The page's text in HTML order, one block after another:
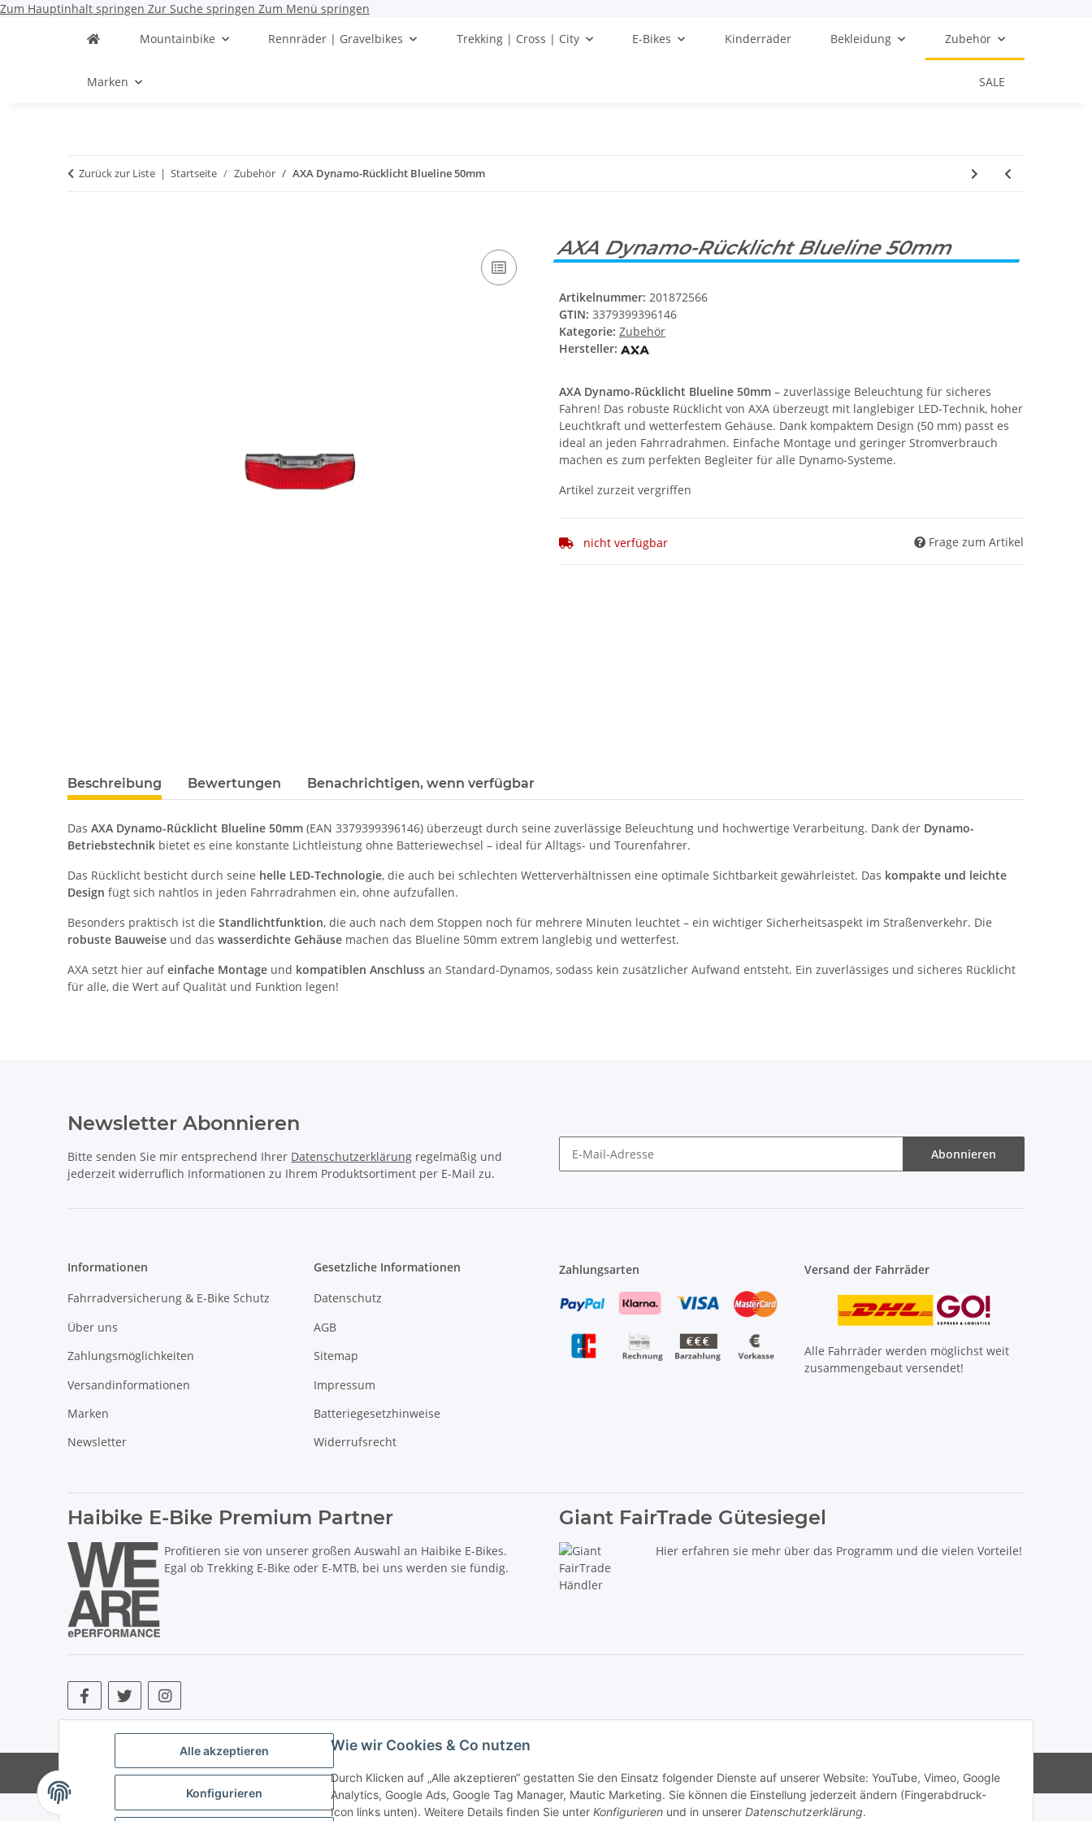
Zum Hauptinhalt springen Zur Suche springen Zum Menü springen
Alle akzeptieren
Konfigurieren
Wie wir Cookies & Co nutzen
Durch Klicken auf „Alle akzeptieren“ gestatten Sie den Einsatz folgender Dienste auf unserer Website: YouTube, Vimeo, Google
Analytics, Google Ads, Google Tag Manager, Mautic Marketing. Sie können die Einstellung jederzeit ändern (Fingerabdruck-
Icon links unten). Weitere Details finden Sie unter Konfigurieren und in unserer Datenschutzerklärung.
Mountainbike Rennräder | Gravelbikes Trekking | Cross | City E-Bikes Kinderräder Bekleidung Zubehör
Marken SALE
Zurück zur Liste Startseite Zubehör AXA Dynamo-Rücklicht Blueline 50mm
AXA Dynamo-Rücklicht Blueline 50mm
Artikelnummer: 201872566
GTIN: 3379399396146
Kategorie: Zubehör
Hersteller:
AXA Dynamo-Rücklicht Blueline 50mm – zuverlässige Beleuchtung für sicheres
Fahren! Das robuste Rücklicht von AXA überzeugt mit langlebiger LED-Technik, hoher
Leuchtkraft und wetterfestem Gehäuse. Dank kompaktem Design (50 mm) passt es
ideal an jeden Fahrradrahmen. Einfache Montage und geringer Stromverbrauch
machen es zum perfekten Begleiter für alle Dynamo-Systeme.
Artikel zurzeit vergriffen
nicht verfügbar Frage zum Artikel
Beschreibung Bewertungen Benachrichtigen, wenn verfügbar
DasAXA Dynamo-Rücklicht Blueline 50mm (EAN 3379399396146) überzeugt durch seine zuverlässige Beleuchtung und hochwertige Verarbeitung. Dank der Dynamo-
Betriebstechnik bietet es eine konstante Lichtleistung ohne Batteriewechsel – ideal für Alltags- und Tourenfahrer.
Das Rücklicht besticht durch seine helle LED-Technologie, die auch bei schlechten Wetterverhältnissen eine optimale Sichtbarkeit gewährleistet. Das kompakte und leichte
Design fügt sich nahtlos in jeden Fahrradrahmen ein, ohne aufzufallen.
Besonders praktisch ist dieStandlichtfunktion, die auch nach dem Stoppen noch für mehrere Minuten leuchtet – ein wichtiger Sicherheitsaspekt im Straßenverkehr. Die
robuste Bauweise und daswasserdichte Gehäuse machen das Blueline 50mm extrem langlebig und wetterfest.
AXA setzt hier aufeinfache Montage und kompatiblen Anschluss an Standard-Dynamos, sodass kein zusätzlicher Aufwand entsteht. Ein zuverlässiges und sicheres Rücklicht
für alle, die Wert auf Qualität und Funktion legen!
Newsletter Abonnieren
Bitte senden Sie mir entsprechend Ihrer Datenschutzerklärung regelmäßig und
jederzeit widerruflich Informationen zu Ihrem Produktsortiment per E-Mail zu.
Abonnieren
Informationen
Fahrradversicherung & E-Bike Schutz
Über uns
Zahlungsmöglichkeiten
Versandinformationen
Marken
Newsletter
Gesetzliche Informationen
Datenschutz
AGB
Sitemap
Impressum
Batteriegesetzhinweise
Widerrufsrecht
Zahlungsarten Versand der Fahrräder
Alle Fahrräder werden möglichst weit
zusammengebaut versendet!
Haibike E-Bike Premium Partner
Profitieren sie von unserer großen Auswahl an Haibike E-Bikes.
Egal ob Trekking E-Bike oder E-MTB, bei uns werden sie fündig.
Giant FairTrade Gütesiegel
Hier erfahren sie mehr über das Programm und die vielen Vorteile!
* Alle Preise inkl. gesetzlicher USt., zzgl.Versand. ** Hierbei handelt es sich um die unverbindliche Preisempfehlung des Herstellers (kurz UVP).
© Copyright © 2017 bis 2025 bike-store de Vertriebs GmbH - Der Radladen & E-Bike Speziallist aus Haßfurt. Wir führen die Brands Haibike, Cube, Ghost, LIV, Simplon und Giant.